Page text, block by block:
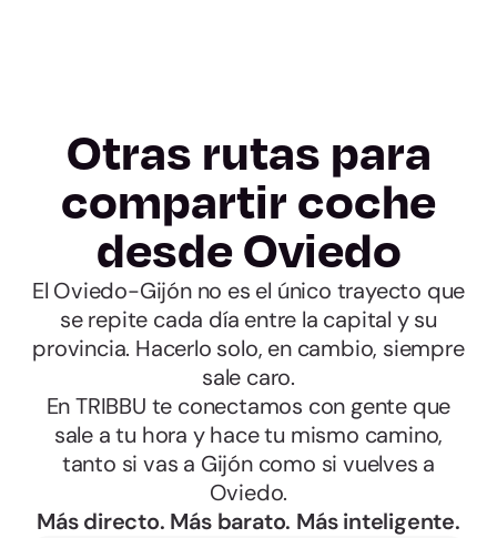
Otras rutas para
compartir coche
desde Oviedo
El Oviedo-Gijón no es el único trayecto que
se repite cada día entre la capital y su
provincia. Hacerlo solo, en cambio, siempre
sale caro.
En TRIBBU te conectamos con gente que
sale a tu hora y hace tu mismo camino,
tanto si vas a Gijón como si vuelves a
Oviedo.
Más directo. Más barato. Más inteligente.